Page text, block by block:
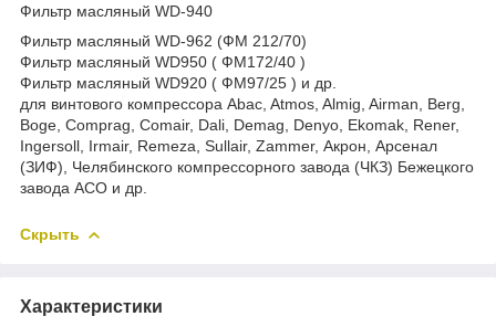
Фильтр масляный WD-940
Фильтр масляный WD-962 (ФМ 212/70)
Фильтр масляный WD950 ( ФМ172/40 )
Фильтр масляный WD920 ( ФМ97/25 ) и др.
для винтового компрессора Abac, Atmos, Almig, Airman, Berg,
Boge, Comprag, Comair, Dali, Demag, Denyo, Ekomak, Rener,
Ingersoll, Irmair, Remeza, Sullair, Zammer, Акрон, Арсенал
(ЗИФ), Челябинского компрессорного завода (ЧКЗ) Бежецкого
завода АСО и др.
Скрыть
Характеристики